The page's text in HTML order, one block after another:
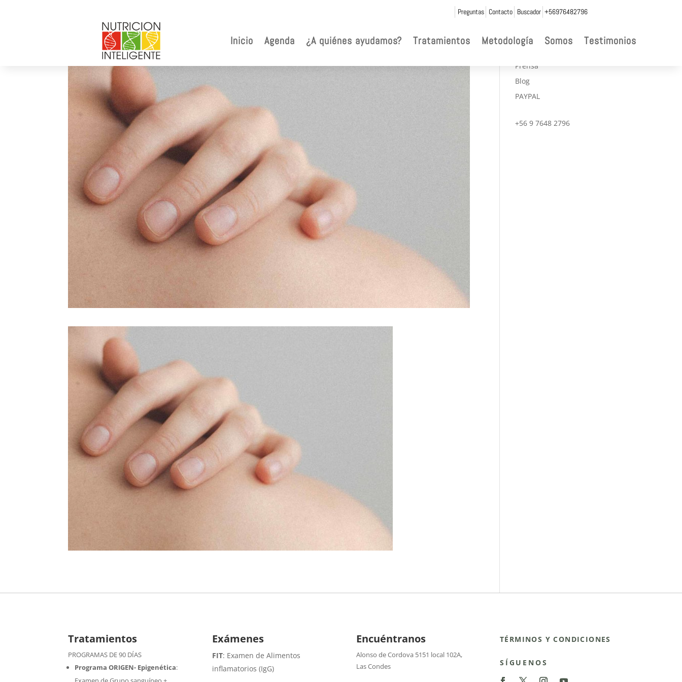
Preguntas Contacto Buscador +56976482796
Inicio Agenda ¿A quiénes ayudamos? Tratamientos Metodología Somos Testimonios
Web Admin NI| Nov 30, 2021
Prensa
Blog
PAYPAL
+56 9 7648 2796
Tratamientos
PROGRAMAS DE 90 DÍAS
Programa ORIGEN- Epigenética:
Exámenes
FIT: Examen de Alimentos
inflamatorios (IgG)
Encuéntranos
Alonso de Cordova 5151 local 102A,
Las Condes
TÉRMINOS Y CONDICIONES
SÍGUENOS